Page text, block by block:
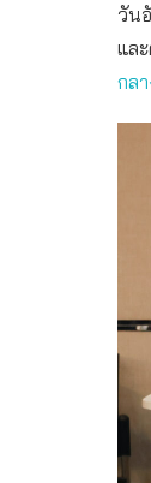
วัน
แล
กล